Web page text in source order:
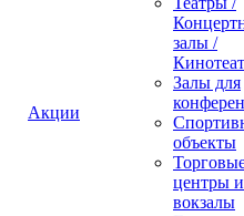
Акции
залы /
Залы для
объекты
центры и
вокзалы